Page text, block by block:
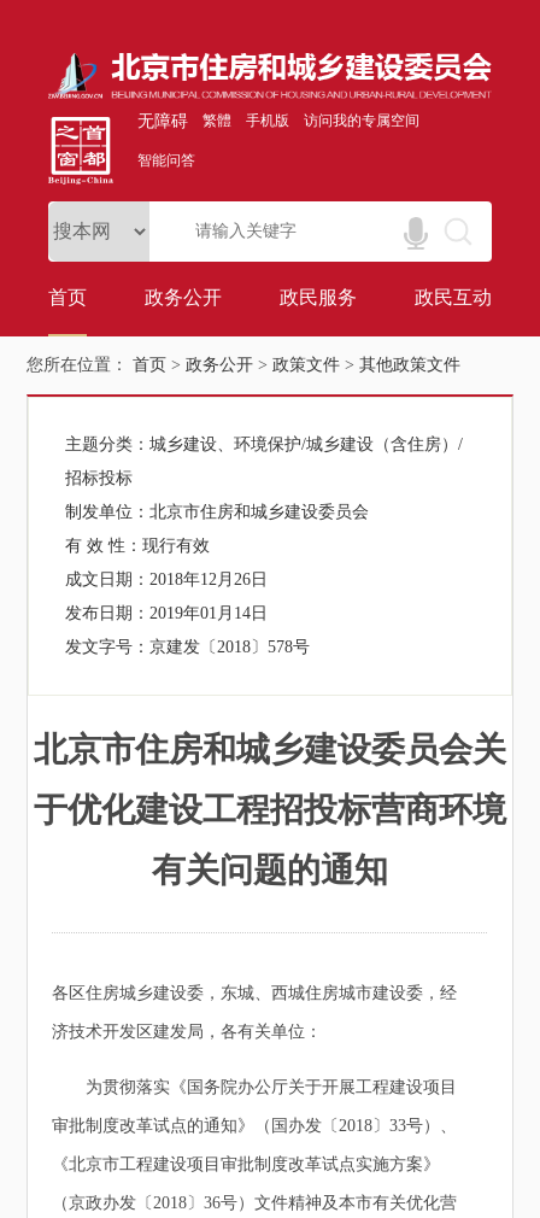
无障碍 繁體 手机版 访问我的专属空间
智能问答
首页 政务公开 政民服务 政民互动
您所在位置：首页 >政务公开 >政策文件 >其他政策文件
主题分类：城乡建设、环境保护/城乡建设（含住房）/
招标投标
制发单位：北京市住房和城乡建设委员会
有 效 性：现行有效
成文日期：2018年12月26日
发布日期：2019年01月14日
发文字号：京建发〔2018〕578号
北京市住房和城乡建设委员会关
于优化建设工程招投标营商环境
有关问题的通知
各区住房城乡建设委，东城、西城住房城市建设委，经
济技术开发区建发局，各有关单位：
为贯彻落实《国务院办公厅关于开展工程建设项目
审批制度改革试点的通知》（国办发〔2018〕33号）、
《北京市工程建设项目审批制度改革试点实施方案》
（京政办发〔2018〕36号）文件精神及本市有关优化营